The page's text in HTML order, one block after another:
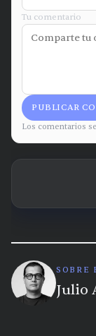
Tu comentario
PUBLICAR
Los comentarios
SOBRE
Julio